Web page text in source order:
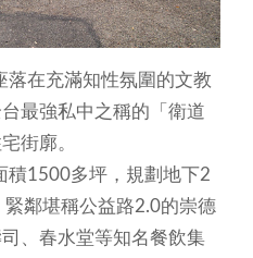
落在充滿知性氛圍的文教
最強私中之稱的「衛道
街廓。
積1500多坪，規劃地下2
鄰堪稱公益路2.0的崇德
、春水堂等知名餐飲集